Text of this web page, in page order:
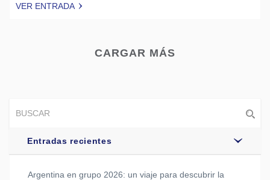
VER ENTRADA
CARGAR MÁS
Entradas recientes
Argentina en grupo 2026: un viaje para descubrir la